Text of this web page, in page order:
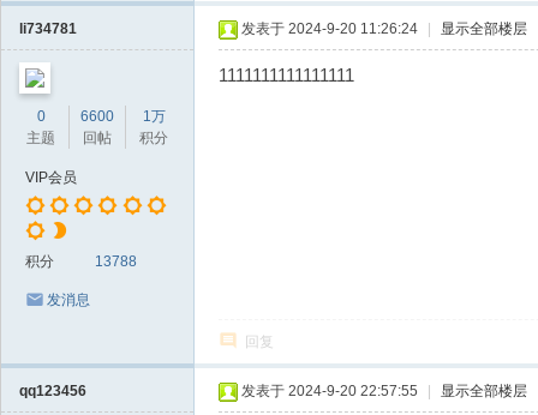
li734781
0
主题
6600
回帖
1万
积分
VIP会员
积分 13788
发消息
发表于 2024-9-20 11:26:24 显示全部楼层
1111111111111111
回复
qq123456 发表于 2024-9-20 22:57:55 显示全部楼层